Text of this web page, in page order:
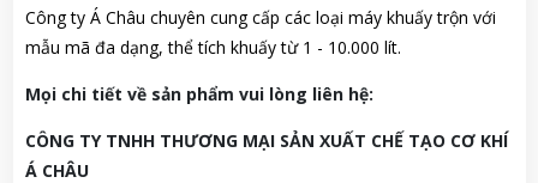
Công ty Á Châu chuyên cung cấp các loại máy khuấy trộn với
mẫu mã đa dạng, thể tích khuấy từ 1 - 10.000 lít.
Mọi chi tiết về sản phẩm vui lòng liên hệ:
CÔNG TY TNHH THƯƠNG MẠI SẢN XUẤT CHẾ TẠO CƠ KHÍ
Á CHÂU